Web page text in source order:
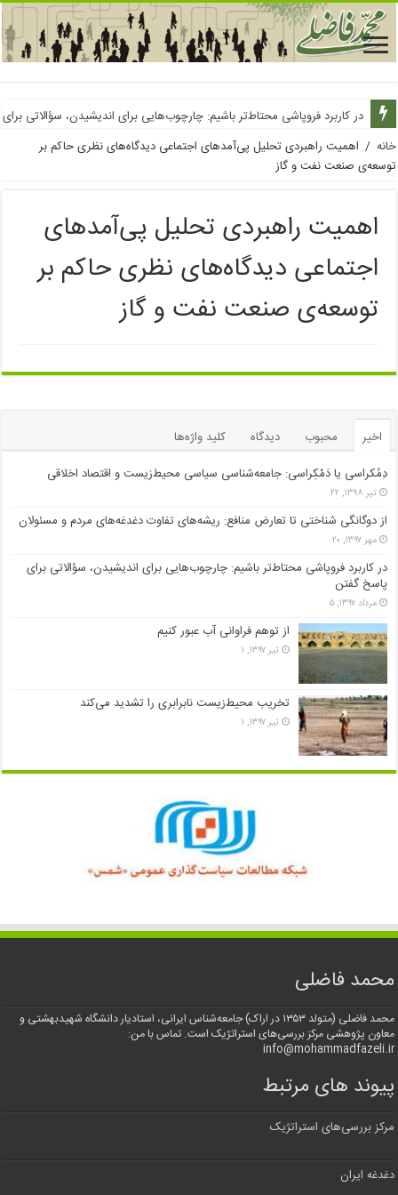
در کاربرد فروپاشی محتاط‌تر باشیم: چارچوب‌هایی برای اندیشیدن، سؤالاتی
از توهم فراوانی آب عبور کنیم
خانه / اهمیت راهبردی تحلیل پی‌آمدهای اجتماعی دیدگاه‌های نظری حاکم بر
توسعه‌‌ی صنعت نفت و گاز
اهمیت راهبردی تحلیل پی‌آمدهای
اجتماعی دیدگاه‌های نظری حاکم بر
توسعه‌‌ی صنعت نفت و گاز
اخیر محبوب دیدگاه
کلید واژه‌ها
دِمُکراسی یا دَمْکِراسی: جامعه‌شناسی سیاسی محیط‌زیست و اقتصاد اخلاقی
تیر ۱۳۹۸, ۲۲
از دوگانگی شناختی تا تعارض منافع: ریشه‌های تفاوت دغدغه‌های مردم و مسئولان
مهر ۱۳۹۷, ۲۰
در کاربرد فروپاشی محتاط‌تر باشیم: چارچوب‌هایی برای اندیشیدن، سؤالاتی برای
پاسخ گفتن
مرداد ۱۳۹۷, ۵
از توهم فراوانی آب عبور کنیم
تیر ۱۳۹۷, ۱
تخریب محیط‌زیست نابرابری را تشدید می‌کند
تیر ۱۳۹۷, ۱
محمد فاضلی
محمد فاضلی (متولد ۱۳۵۳ در اراک) جامعه‌شناس ایرانی، استادیار دانشگاه شهیدبهشتی و
معاون پژوهشی مرکز بررسی‌های استراتژیک است. تماس با من:
info@mohammadfazeli.ir
پیوند های مرتبط
مرکز بررسی‌های استراتژیک
دغدغه ایران